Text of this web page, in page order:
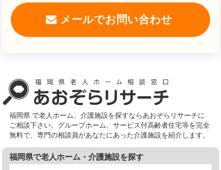
メールでお問い合わせ
福岡県 で老人ホーム、介護施設を探すならあおぞらリサーチに
ご相談下さい。グループホーム、サービス付高齢者住宅等を完全
無料で、専門の相談員があなたにあった介護施設を紹介します。
福岡県で老人ホーム・介護施設を探す